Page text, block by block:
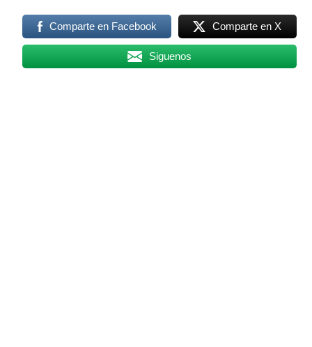
Comparte en Facebook Comparte en X
Siguenos